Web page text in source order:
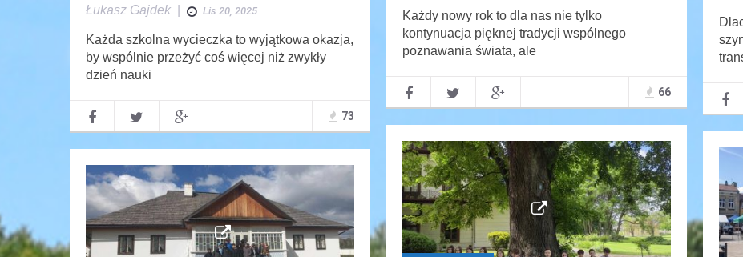
Łukasz Gajdek Lis 20, 2025
Każda szkolna wycieczka to wyjątkowa okazja,
by wspólnie przeżyć coś więcej niż zwykły
dzień nauki
73
Każdy nowy rok to dla nas nie tylko
kontynuacja pięknej tradycji wspólnego
poznawania świata, ale
66